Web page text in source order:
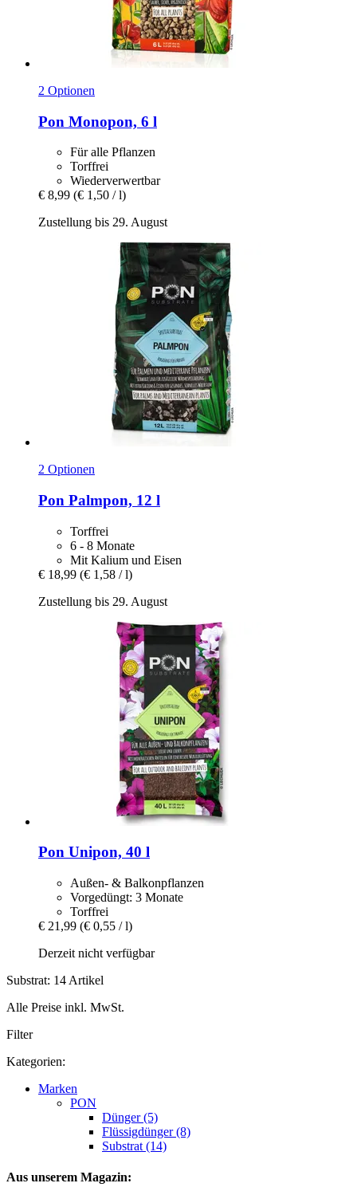
2 Optionen
Pon Monopon, 6 l
Für alle Pflanzen
Torffrei
Wiederverwertbar
€ 8,99 (€ 1,50 / l)
Zustellung bis 29. August
2 Optionen
Pon Palmpon, 12 l
Torffrei
6 - 8 Monate
Mit Kalium und Eisen
€ 18,99 (€ 1,58 / l)
Zustellung bis 29. August
Pon Unipon, 40 l
Außen- & Balkonpflanzen
Vorgedüngt: 3 Monate
Torffrei
€ 21,99 (€ 0,55 / l)
Derzeit nicht verfügbar
Substrat: 14 Artikel
Alle Preise inkl. MwSt.
Filter
Kategorien:
Marken
PON
Dünger (5)
Flüssigdünger (8)
Substrat (14)
Aus unserem Magazin: